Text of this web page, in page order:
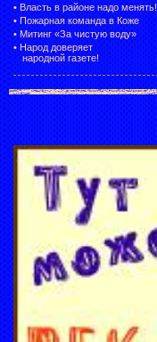
• Власть в районе надо менять!
• Пожарная команда в Коже
• Митинг «За чистую воду»
• Народ доверяет
народной газете!